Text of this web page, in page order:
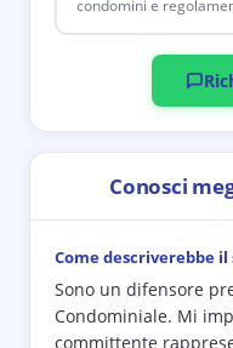
condomini e
Conosci
Come descriverebbe
Sono un difensore
Condominiale. Mi
committente